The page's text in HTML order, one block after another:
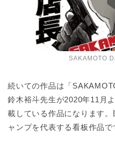
SAKAMOTO
続いての作品は「
鈴木裕斗先生が2020年11月
載している作品になります
ャンプを代表する看板作品で